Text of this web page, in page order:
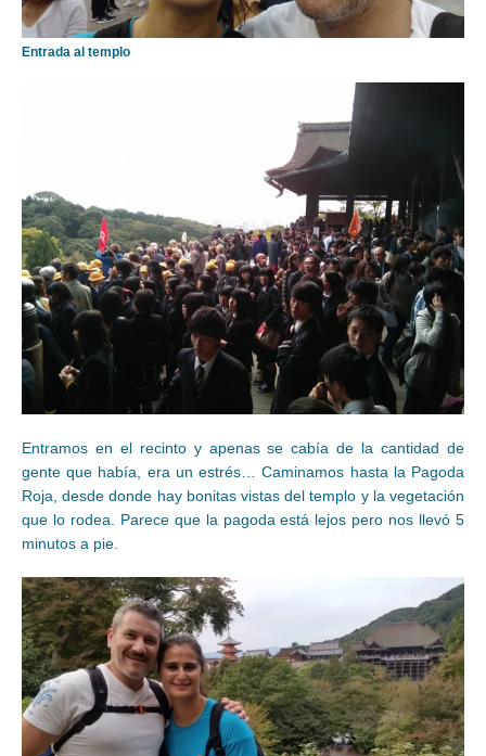
Entrada al templo
Entramos en el recinto y apenas se cabía de la cantidad de
gente que había, era un estrés… Caminamos hasta la Pagoda
Roja, desde donde hay bonitas vistas del templo y la vegetación
que lo rodea. Parece que la pagoda está lejos pero nos llevó 5
minutos a pie.